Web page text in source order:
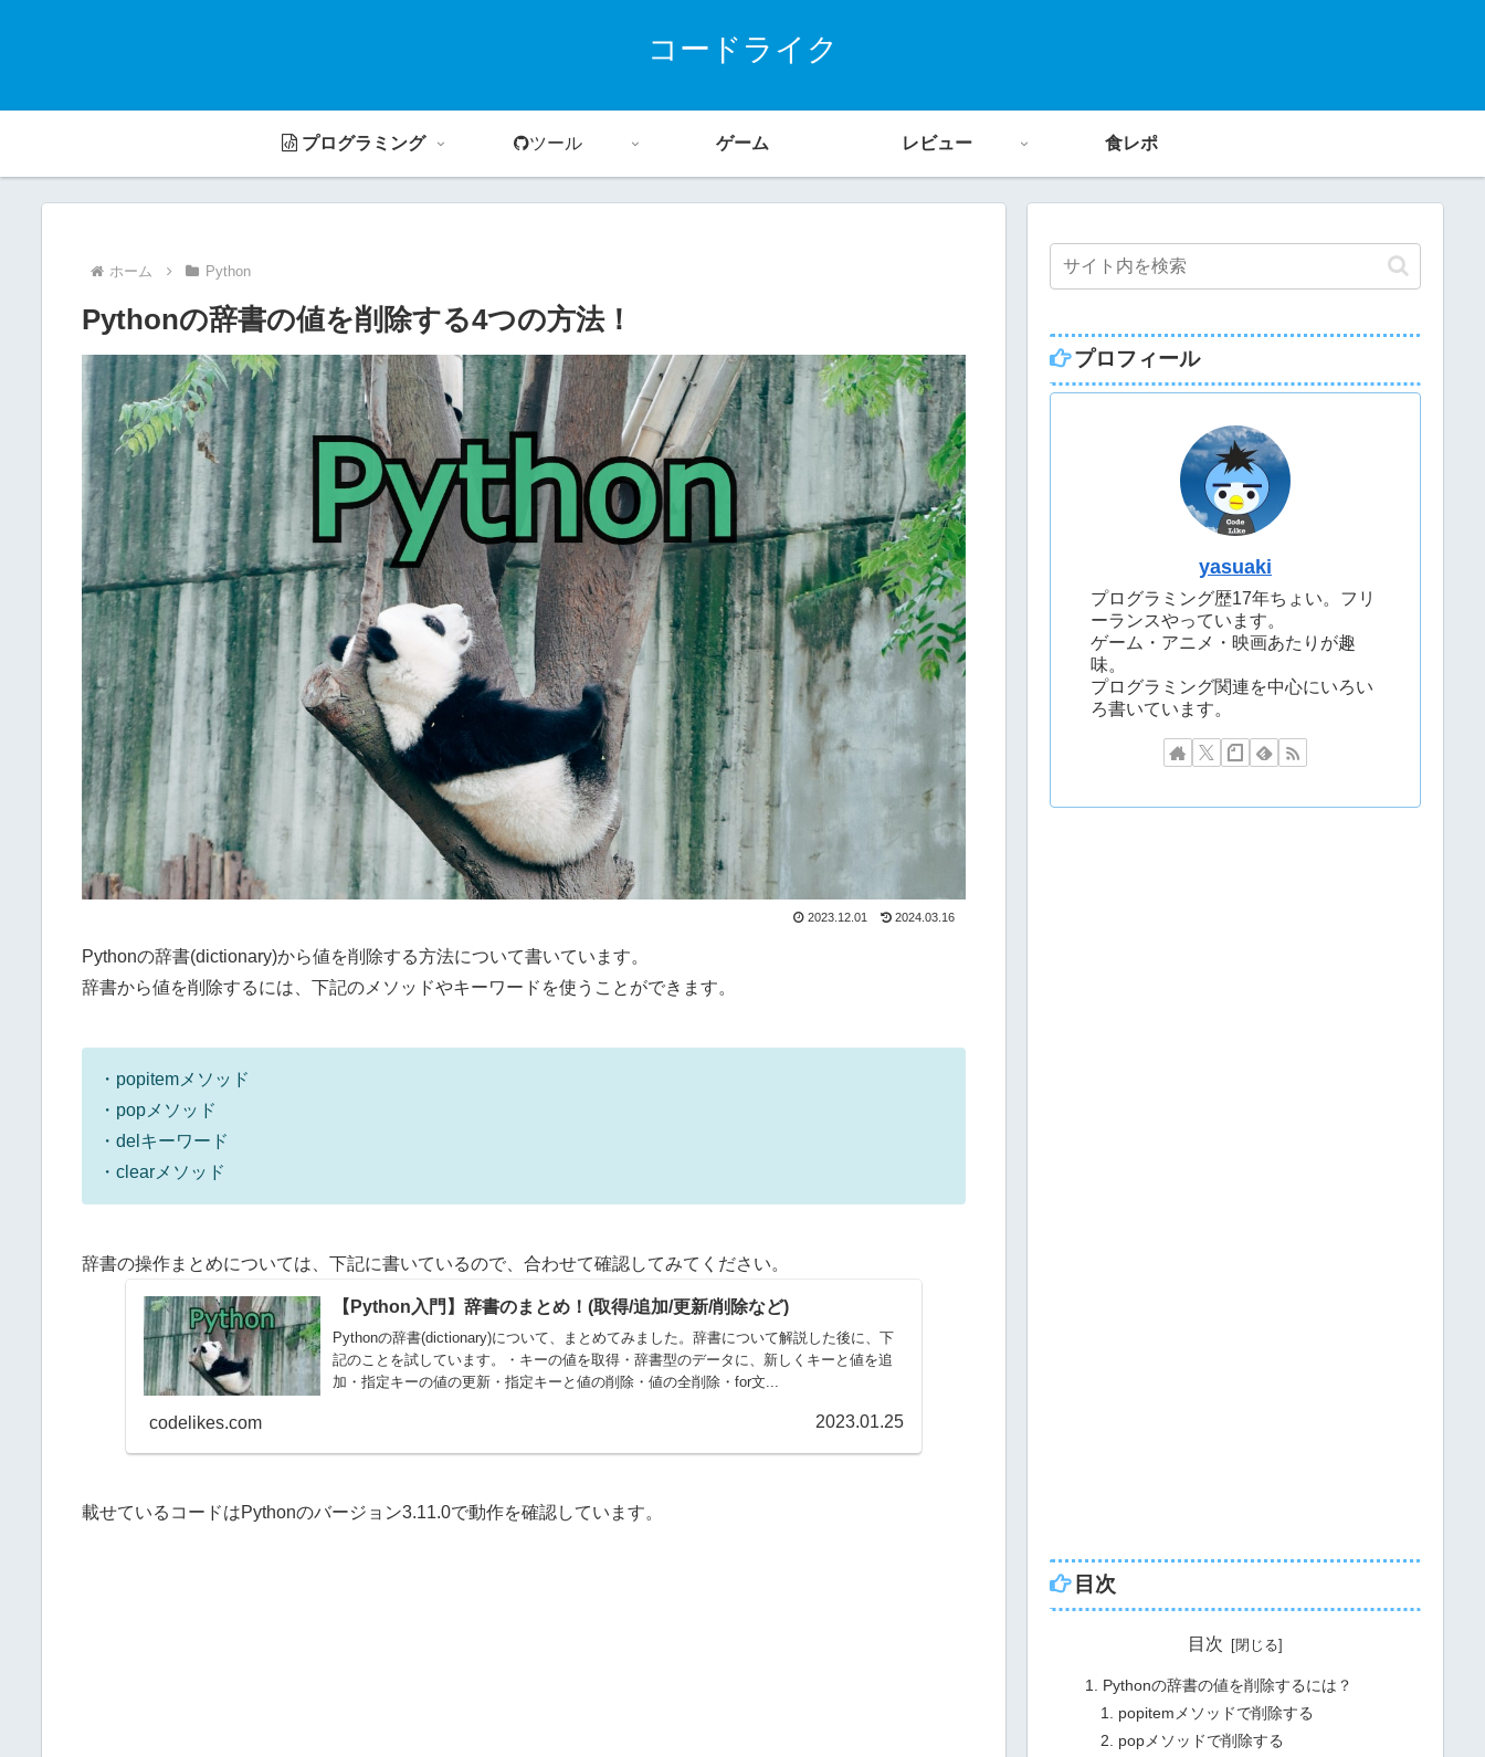
コードライク
プログラミング ツール ゲーム レビュー 食レポ
ホーム Python
Pythonの辞書の値を削除する4つの方法！
2023.12.01 2024.03.16
Pythonの辞書(dictionary)から値を削除する方法について書いています。
辞書から値を削除するには、下記のメソッドやキーワードを使うことができます。
・popitemメソッド
・popメソッド
・delキーワード
・clearメソッド
辞書の操作まとめについては、下記に書いているので、合わせて確認してみてください。
【Python入門】辞書のまとめ！(取得/追加/更新/削除など)
Pythonの辞書(dictionary)について、まとめてみました。辞書について解説した後に、下
記のことを試しています。・キーの値を取得・辞書型のデータに、新しくキーと値を追
加・指定キーの値の更新・指定キーと値の削除・値の全削除・for文...
codelikes.com 2023.01.25
載せているコードはPythonのバージョン3.11.0で動作を確認しています。
プロフィール
yasuaki
プログラミング歴17年ちょい。フリ
ーランスやっています。
ゲーム・アニメ・映画あたりが趣
味。
プログラミング関連を中心にいろい
ろ書いています。
目次
目次
Pythonの辞書の値を削除するには？
popitemメソッドで削除する
popメソッドで削除する